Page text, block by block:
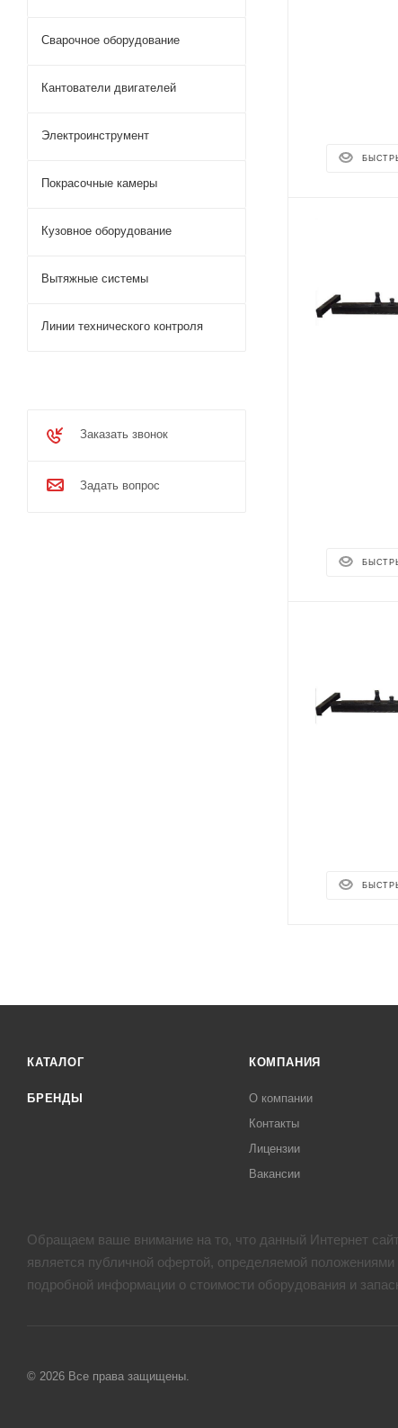
Сварочное оборудование
Кантователи двигателей
Электроинструмент
Покрасочные камеры
Кузовное оборудование
Вытяжные системы
Линии технического контроля
Заказать звонок
Задать вопрос
КАТАЛОГ
БРЕНДЫ
КОМПАНИЯ
О компании
Контакты
Лицензии
Вакансии
Обращаем ваше внимание на то, что данный Интернет
является публичной офертой, определяемой
подробной информации о стоимости оборудования и
© 2026 Все права защищены.